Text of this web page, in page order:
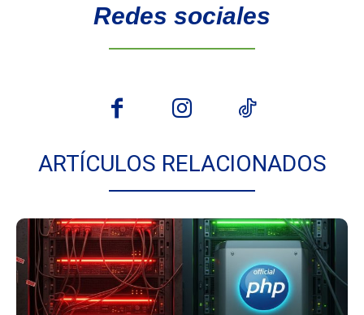
Redes sociales
ARTÍCULOS RELACIONADOS